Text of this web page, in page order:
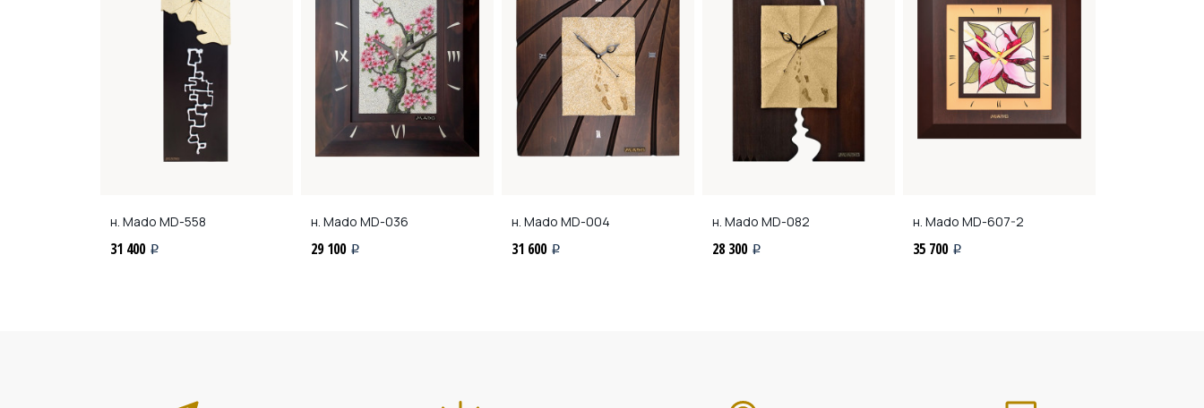
н. Mado MD-558
31 400 i
н. Mado MD-036
29 100 i
н. Mado MD-004
31 600 i
н. Mado MD-082
28 300 i
н. Mado MD-607-2
35 700 i